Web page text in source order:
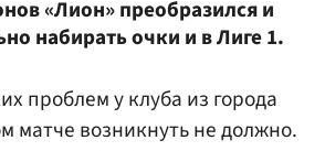
«Лион» преобразился и
набирать очки и в Лиге 1.
проблем у клуба из города
матче возникнуть не должно.